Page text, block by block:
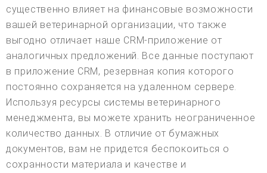
существенно влияет на финансовые возможности
вашей ветеринарной организации, что также
выгодно отличает наше CRM-приложение от
аналогичных предложений. Все данные поступают
в приложение CRM, резервная копия которого
постоянно сохраняется на удаленном сервере.
Используя ресурсы системы ветеринарного
менеджмента, вы можете хранить неограниченное
количество данных. В отличие от бумажных
документов, вам не придется беспокоиться о
сохранности материала и качестве и